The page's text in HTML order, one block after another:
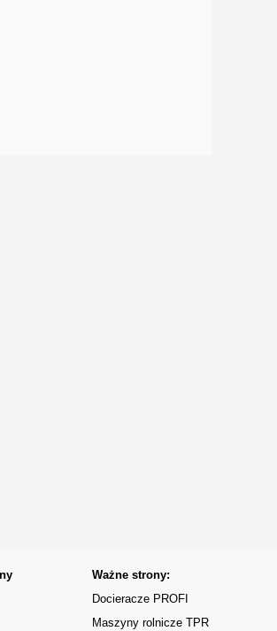
Ważne strony:
Docieracze PROFI
Maszyny rolnicze TPR